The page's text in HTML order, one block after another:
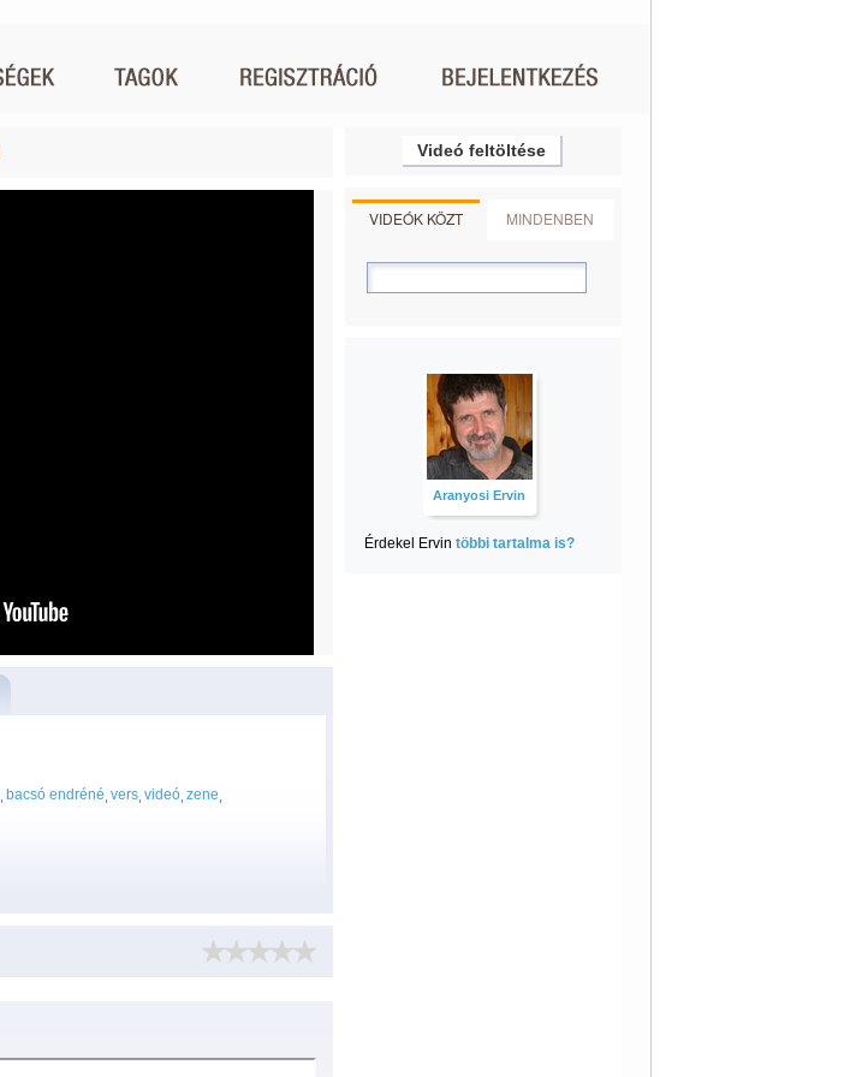
bacsó endréné vers videó zene
Videó feltöltése
VIDEÓK KÖZT MINDENBEN
Aranyosi Ervin
Érdekel Ervin többi tartalma is?